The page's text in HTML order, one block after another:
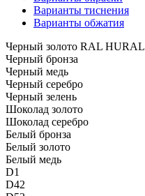
Варианты тиснения
Варианты обжатия
Черный золото RAL HURAL
Черный бронза
Черный медь
Черный серебро
Черный зелень
Шоколад золото
Шоколад серебро
Белый бронза
Белый золото
Белый медь
D1
D42